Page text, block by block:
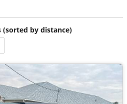
(sorted by distance)